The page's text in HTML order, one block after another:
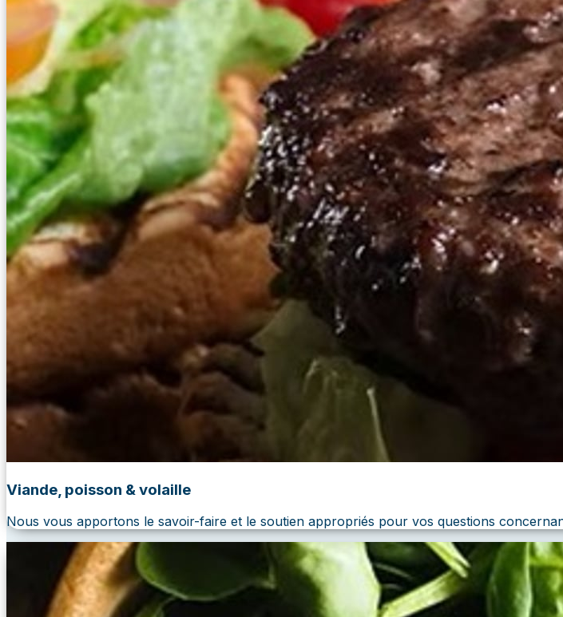
Viande, poisson & volaille
Nous vous apportons le savoir-faire et le soutien appropriés pour vos questions